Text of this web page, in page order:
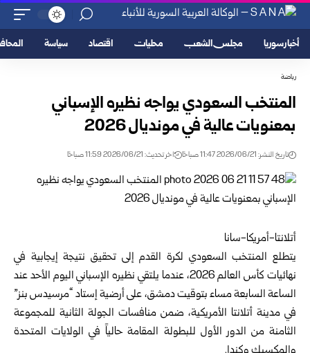
أخبار سوريا مجلس الشعب محليات اقتصاد سياسة
رياضة
المنتخب السعودي يواجه نظيره الإسباني
بمعنويات عالية في ‏مونديال 2026‏
تاريخ النشر: 2026/06/21 11:47 صباحًا اخر تحديث: 2026/06/21 11:59 صباحًا
أتلانتا-أمريكا-سانا‌‎ ‎
يتطلع المنتخب السعودي لكرة القدم إلى تحقيق نتيجة إيجابية في
‏نهائيات كأس العالم 2026، عندما يلتقي نظيره الإسباني اليوم ‏الأحد عند
الساعة السابعة مساء بتوقيت دمشق، على أرضية إستاد “مرسيدس بنز”
في مدينة أتلانتا الأمريكية، ضمن ‏منافسات الجولة الثانية للمجموعة
الثامنة من الدور الأول ‏للبطولة المقامة حالياً في الولايات المتحدة